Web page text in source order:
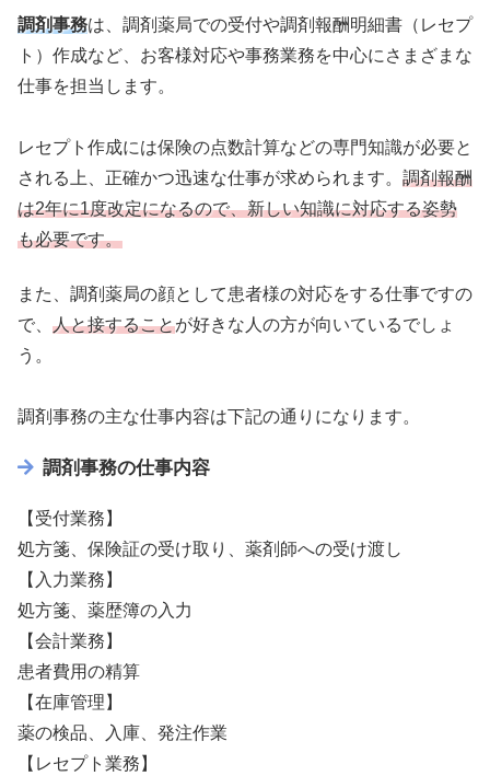
調剤事務は、調剤薬局での受付や調剤報酬明細書（レセプ
ト）作成など、お客様対応や事務業務を中心にさまざまな
仕事を担当します。
レセプト作成には保険の点数計算などの専門知識が必要と
される上、正確かつ迅速な仕事が求められます。 調剤報酬
は2年に1度改定になるので、新しい知識に対応する姿勢
も必要です。
また、調剤薬局の顔として患者様の対応をする仕事ですの
で、 人と接することが好きな人の方が向いているでしょ
う。
調剤事務の主な仕事内容は下記の通りになります。
調剤事務の仕事内容
【受付業務】
処方箋、保険証の受け取り、薬剤師への受け渡し
【入力業務】
処方箋、薬歴簿の入力
【会計業務】
患者費用の精算
【在庫管理】
薬の検品、入庫、発注作業
【レセプト業務】